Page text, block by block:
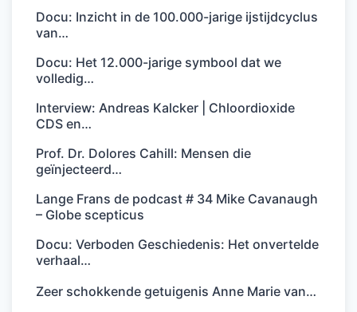
Docu: Inzicht in de 100.000-jarige ijstijdcyclus
van…
Docu: Het 12.000-jarige symbool dat we
volledig…
Interview: Andreas Kalcker | Chloordioxide
CDS en…
Prof. Dr. Dolores Cahill: Mensen die
geïnjecteerd…
Lange Frans de podcast # 34 Mike Cavanaugh
– Globe scepticus
Docu: Verboden Geschiedenis: Het onvertelde
verhaal…
Zeer schokkende getuigenis Anne Marie van…